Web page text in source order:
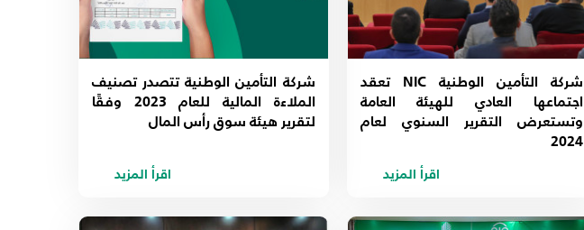
شركة التأمين الوطنية NIC تعقد
اجتماعها العادي للهيئة العامة
وتستعرض التقرير السنوي لعام
2024
اقرأ المزيد
شركة التأمين الوطنية تتصدر تصنيف
الملاءة المالية للعام 2023 وفقًا
لتقرير هيئة سوق رأس المال
اقرأ المزيد